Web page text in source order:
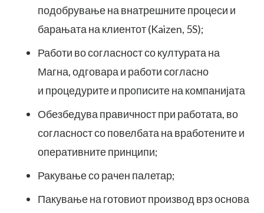
подобрување на внатрешните процеси и
барањата на клиентот (Kaizen, 5S);
Работи во согласност со културата на
Магна, одговара и работи согласно
и процедурите и прописите на компанијата
Обезбедува правичност при работата, во
согласност со повелбата на вработените и ​
оперативните принципи;
Ракување со рачен палетар;
Пакување на готовиот производ врз основа